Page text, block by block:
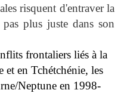
risquent d'entraver la
plus juste dans son
frontaliers liés à la
et en Tchétchénie, les
Neptune en 1998-